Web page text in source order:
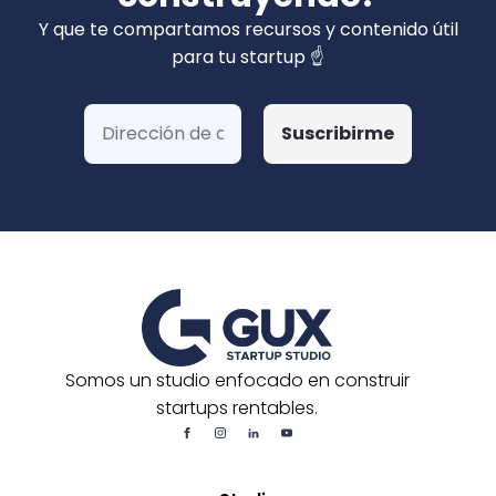
privados). Hemos ganado más de 15 fondos
de Corfo y 3 Startups Chile, además de otras
postulaciones o convocatorias.
Y que te compartamos recursos y contenido útil
para tu startup ☝️
Somos un studio enfocado en construir
startups rentables.